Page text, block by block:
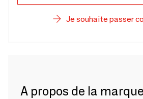
Je souhaite passer
A propos de la marque